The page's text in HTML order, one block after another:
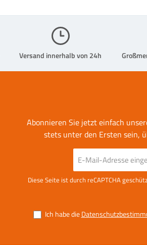
Versand innerhalb von 24h
Abonnieren Sie jetzt einfach
stets unter den Ersten sein,
Mail-
Adresse
*
Diese Seite ist durch reCAPTCHA
Ich habe die